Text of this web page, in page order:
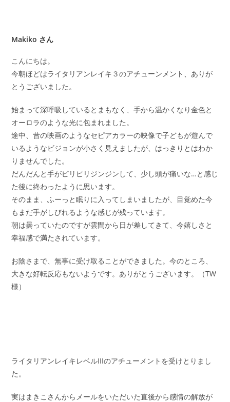
Makiko さん
こんにちは。
今朝ほどはライタリアンレイキ３のアチューンメント、ありが
とうございました。
始まって深呼吸しているとまもなく、手から温かくなり金色と
オーロラのような光に包まれました。
途中、昔の映画のようなセピアカラーの映像で子どもが遊んで
いるようなビジョンが小さく見えましたが、はっきりとはわか
りませんでした。
だんだんと手がピリピリジンジンして、少し頭が痛いな…と感じ
た後に終わったように思います。
そのまま、ふーっと眠りに入ってしまいましたが、目覚めた今
もまだ手がしびれるような感じが残っています。
朝は曇っていたのですが雲間から日が差してきて、今嬉しさと
幸福感で満たされています。
お陰さまで、無事に受け取ることができました。今のところ、
大きな好転反応もないようです。ありがとうございます。（TW
様）
ライタリアンレイキレベルIIIのアチューメントを受けとりまし
た。
実はまきこさんからメールをいただいた直後から感情の解放が